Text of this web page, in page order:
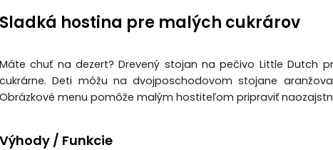
Sladká hostina pre malých cukrárov
Máte chuť na dezert? Drevený stojan na pečivo Little Dutch
cukrárne. Deti môžu na dvojposchodovom stojane
Obrázkové menu pomôže malým hostiteľom pripraviť
Výhody / Funkcie